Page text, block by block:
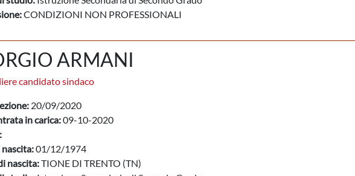
CONDIZIONI NON PROFESSIONALI
ARMANI
candidato sindaco
20/09/2020
in carica:09-10-2020
01/12/1974
nascita:TIONE DI TRENTO (TN)